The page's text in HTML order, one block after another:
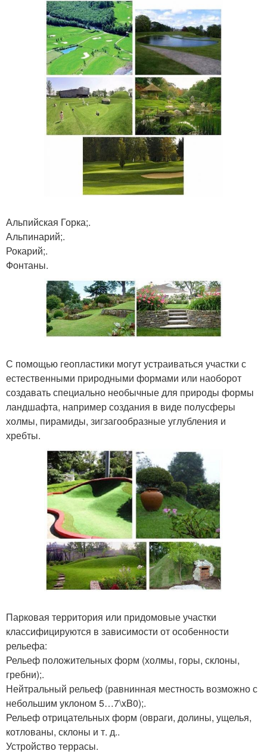
Альпийская Горка;.
Альпинарий;.
Рокарий;.
Фонтаны.
С помощью геопластики могут устраиваться участки с
естественными природными формами или наоборот
создавать специально необычные для природы формы
ландшафта, например создания в виде полусферы
холмы, пирамиды, зигзагообразные углубления и
хребты.
Парковая территория или придомовые участки
классифицируются в зависимости от особенности
рельефа:
Рельеф положительных форм (холмы, горы, склоны,
гребни);.
Нейтральный рельеф (равнинная местность возможно с
небольшим уклоном 5…7\xB0);.
Рельеф отрицательных форм (овраги, долины, ущелья,
котлованы, склоны и т. д..
Устройство террасы.